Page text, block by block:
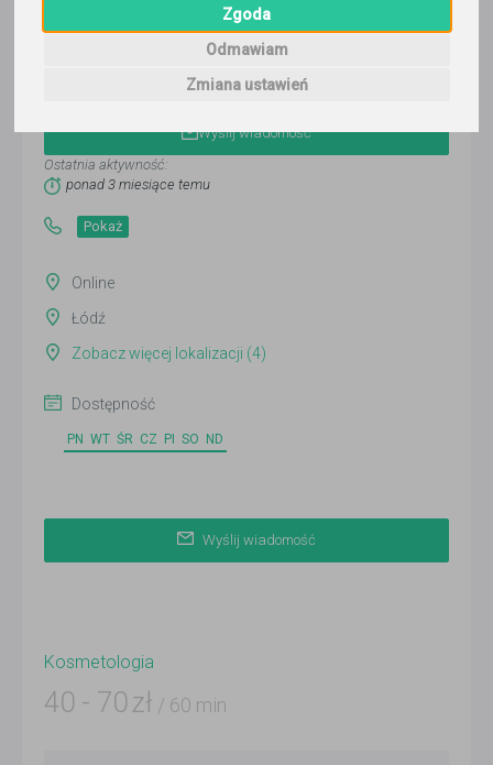
Zgoda
Odmawiam
Zmiana ustawień
Ewa Mrugalska
Wyślij wiadomość
Ostatnia aktywność:
ponad 3 miesiące temu
Pokaż
Online
Łódź
Zobacz więcej lokalizacji (4)
Dostępność
PN WT ŚR CZ PI SO ND
Wyślij wiadomość
Kosmetologia
40 - 70 zł / 60 min